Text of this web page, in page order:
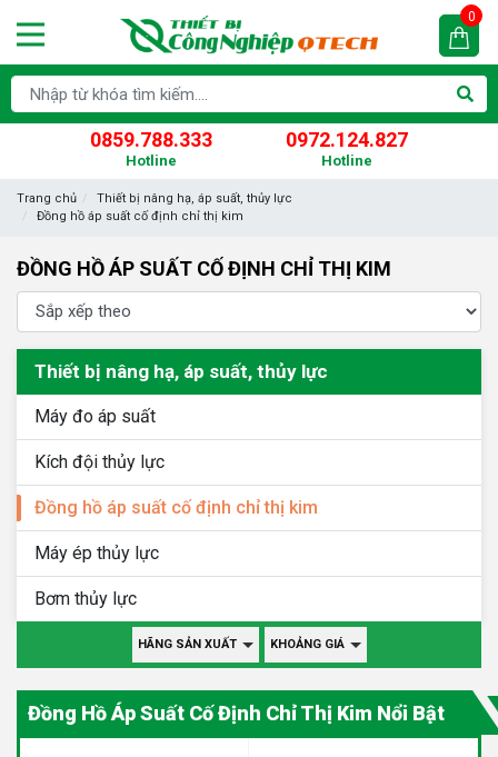
0859.788.333
Hotline
0972.124.827
Hotline
0
Trang chủ
Thiết bị nâng hạ, áp suất, thủy lực
Đồng hồ áp suất cố định chỉ thị kim
ĐỒNG HỒ ÁP SUẤT CỐ ĐỊNH CHỈ THỊ KIM
Đồng Hồ Áp Suất Cố Định Chỉ Thị Kim Nổi Bật
Thiết bị nâng hạ, áp suất, thủy lực
Máy đo áp suất
Kích đội thủy lực
Đồng hồ áp suất cố định chỉ thị kim
Máy ép thủy lực
Bơm thủy lực
HÃNG SẢN XUẤT KHOẢNG GIÁ